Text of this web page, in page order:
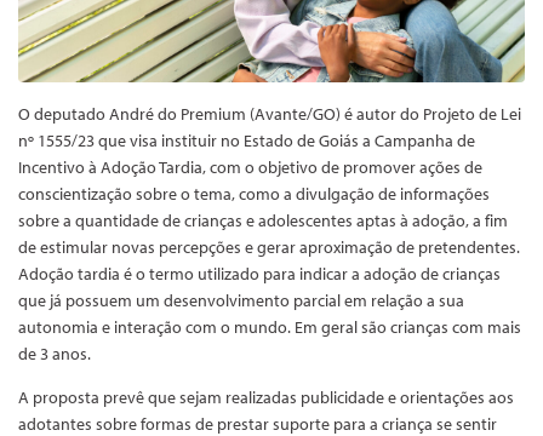
O deputado André do Premium (Avante/GO) é autor do Projeto de Lei
nº 1555/23 que visa instituir no Estado de Goiás a Campanha de
Incentivo à Adoção Tardia, com o objetivo de promover ações de
conscientização sobre o tema, como a divulgação de informações
sobre a quantidade de crianças e adolescentes aptas à adoção, a fim
de estimular novas percepções e gerar aproximação de pretendentes.
Adoção tardia é o termo utilizado para indicar a adoção de crianças
que já possuem um desenvolvimento parcial em relação a sua
autonomia e interação com o mundo. Em geral são crianças com mais
de 3 anos.
A proposta prevê que sejam realizadas publicidade e orientações aos
adotantes sobre formas de prestar suporte para a criança se sentir